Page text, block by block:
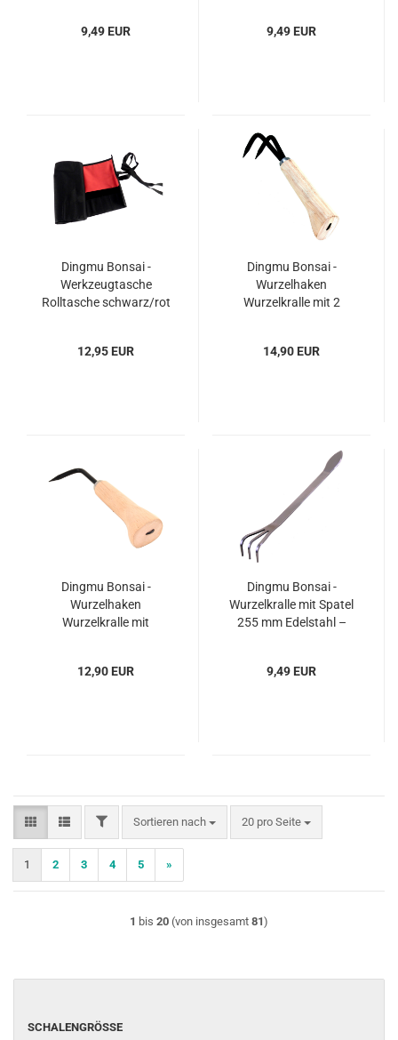
9,49 EUR 9,49 EUR
Dingmu Bonsai -
Werkzeugtasche
Rolltasche schwarz/rot
12,95 EUR
Dingmu Bonsai -
Wurzelhaken
Wurzelkralle mit 2
14,90 EUR
Dingmu Bonsai -
Wurzelhaken
Wurzelkralle mit
12,90 EUR
Dingmu Bonsai -
Wurzelkralle mit Spatel
255 mm Edelstahl –
9,49 EUR
FILTERSortieren nach
Sortieren nach 20 pro Seite
pro Seite
1 2 3 4 5 »
1 bis 20 (von insgesamt 81)
SCHALENGRÖSSE
SCHALENGRÖSSE